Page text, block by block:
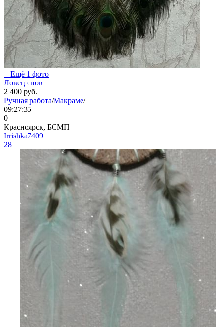
+ Ещё 1 фото
Ловец снов
2 400 руб.
Ручная работа/Макраме/
09:27:35
0
Красноярск, БСМП
Irrishka7409
28